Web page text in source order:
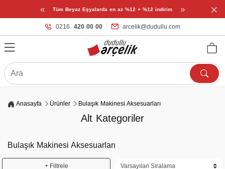
« Tüm Beyaz Eşyalarda en az %12 + %12 indirim » ×
0216 420 00 00 arcelik@dudullu.com
Anasayfa Ürünler Bulaşık Makinesi Aksesuarları
Alt Kategoriler
Bulaşık Makinesi Aksesuarları
+ Filtrele